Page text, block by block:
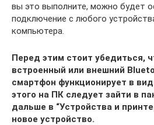
вы это выполните, можно будет
подключение с любого
компьютера.
Перед этим стоит убедиться,
встроенный или внешний
смартфон функционирует в
этого на ПК следует зайти в
дальше в “Устройства и
новое устройство.